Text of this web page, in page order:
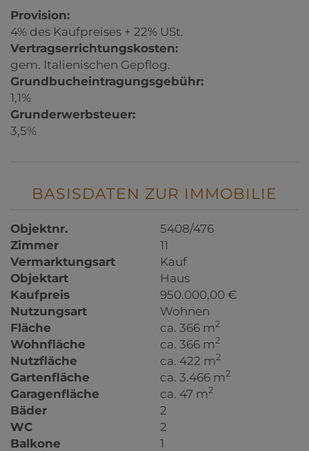
Provision:
4% des Kaufpreises + 22% USt.
Vertragserrichtungskosten:
gem. Italienischen Gepflog.
Grundbucheintragungsgebühr:
1,1%
Grunderwerbsteuer:
3,5%
BASISDATEN ZUR IMMOBILIE
Objektnr.
5408/476
Zimmer
11
Vermarktungsart
Kauf
Objektart
Haus
Kaufpreis
950.000,00 €
Nutzungsart
Wohnen
Fläche
ca. 366 m2
Wohnfläche ca. 366 m2
Nutzfläche ca. 422 m2
Gartenfläche ca. 3.466 m2
Garagenfläche ca. 47 m2
Bäder
2
WC
2
Balkone
1